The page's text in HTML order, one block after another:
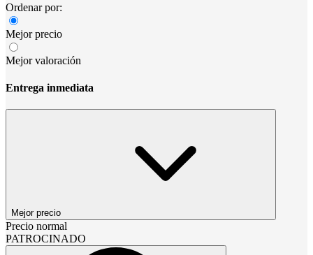
Ordenar por:
Mejor precio
Mejor valoración
Entrega inmediata
Mejor precio
Precio normal
PATROCINADO